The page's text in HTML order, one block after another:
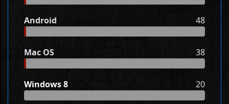
Android 48
Mac OS 38
Windows 8 20